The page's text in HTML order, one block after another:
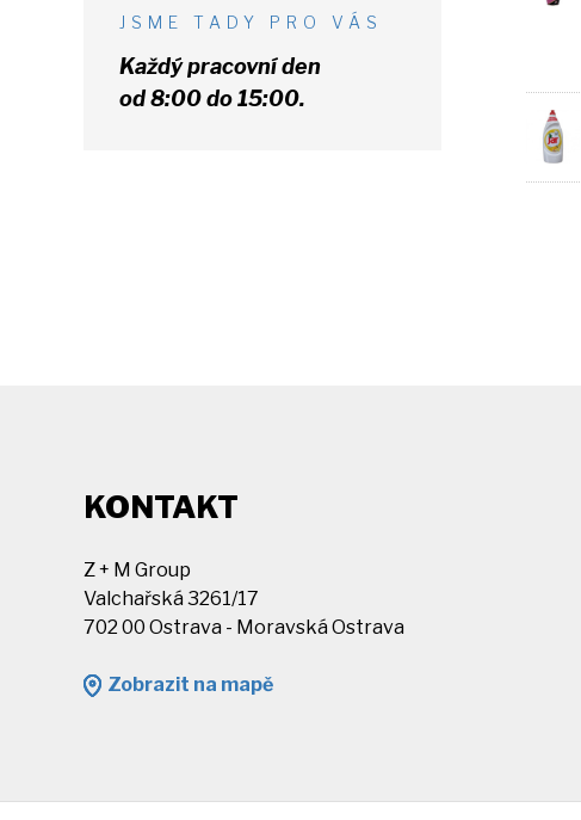
JSME TADY PRO VÁS
Každý pracovní den
od 8:00 do 15:00.
KONTAKT
Z + M Group
Valchařská 3261/17
702 00 Ostrava - Moravská Ostrava
Zobrazit na mapě